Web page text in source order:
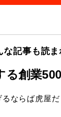
な記事も読
創業
ならば虎屋だ